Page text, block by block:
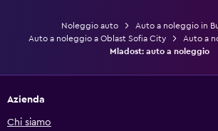
Noleggio auto
Auto a noleggio in
Auto a noleggio a Oblast Sofia City
Auto a
Mladost: auto a noleggio
Azienda
Chi siamo